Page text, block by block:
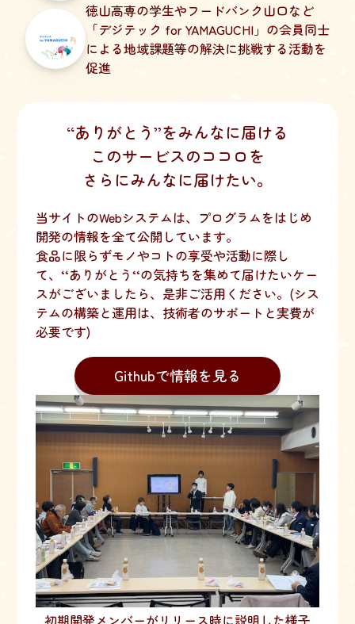
徳山高専の学生やフードバンク山口など
「デジテック for YAMAGUCHI」の会員同士
による地域課題等の解決に挑戦する活動を
促進
‘‘ありがとう’’をみんなに届ける
このサービスのココロを
さらにみんなに届けたい。
当サイトのWebシステムは、プログラムをはじめ
開発の情報を全て公開しています。
食品に限らずモノやコトの享受や活動に際し
て、‘‘ありがとう‘‘の気持ちを集めて届けたいケー
スがございましたら、是非ご活用ください。(シス
テムの構築と運用は、技術者のサポートと実費が
必要です)
Githubで情報を見る